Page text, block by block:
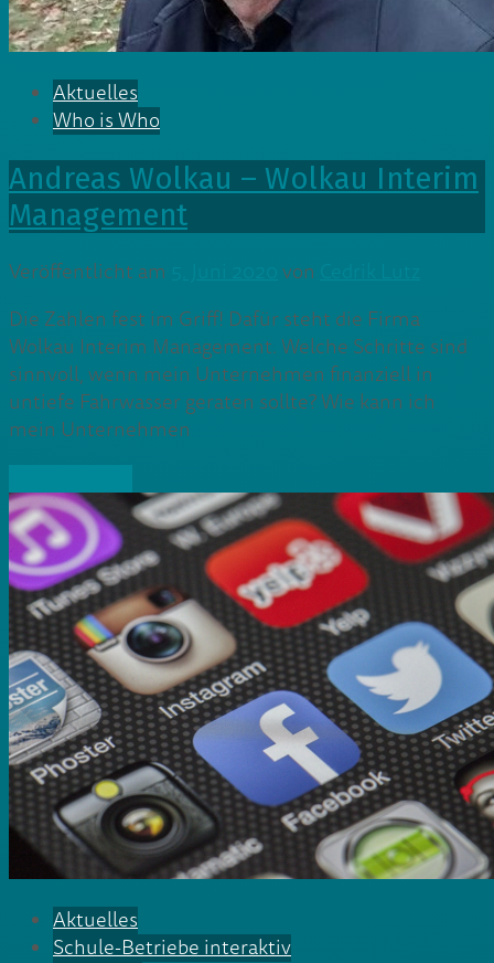
Aktuelles
Who is Who
Andreas Wolkau – Wolkau Interim
Management
Veröffentlicht am von
Die Zahlen fest im Griff! Dafür steht die Firma
Wolkau Interim Management. Welche Schritte sind
sinnvoll, wenn mein Unternehmen finanziell in
untiefe Fahrwasser geraten sollte? Wie kann ich
mein Unternehmen
Aktuelles
Schule-Betriebe interaktiv